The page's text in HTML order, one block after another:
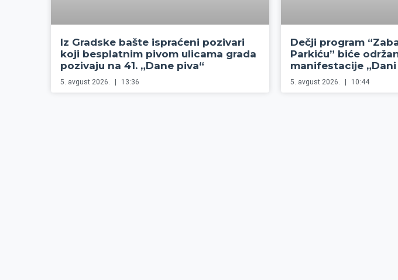
Iz Gradske bašte ispraćeni pozivari
koji besplatnim pivom ulicama grada
pozivaju na 41. „Dane piva“
5. avgust 2026. 13:36
Dečji program
Parkiću” biće
manifestacije „Dani
5. avgust 2026. 10:44